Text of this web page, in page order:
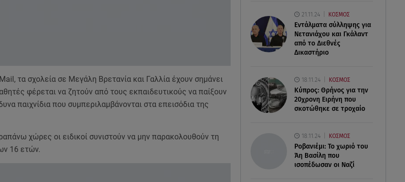
21.11.24 ΚΟΣΜΟΣ
Εντάλματα σύλληψης για
Νετανιάχου και Γκάλαντ
από το Διεθνές
Δικαστήριο
18.11.24 ΚΟΣΜΟΣ
Κύπρος: Θρήνος για την
20χρονη Ειρήνη που
σκοτώθηκε σε τροχαίο
18.11.24 ΚΟΣΜΟΣ
Ροβανιέμι: Το χωριό του
Άη Βασίλη που
ισοπέδωσαν οι Ναζί
τα σχολεία σε Μεγάλη Βρετανία και Γαλλία έχουν σημάνει
φέρεται να ζητούν από τους εκπαιδευτικούς να παίξουν
παιχνίδια που συμπεριλαμβάνονται στα επεισόδια της
χώρες οι ειδικοί συνιστούν να μην παρακολουθούν τη
16 ετών.